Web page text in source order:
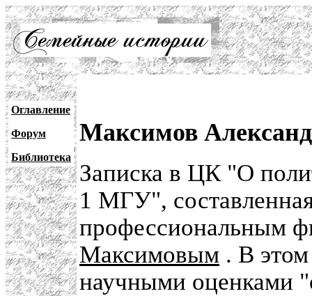
Оглавление
Форум
Библиотека
Максимов
Записка в ЦК "О
1 МГУ",
профессиональным
Максимовым . В
научными оценками